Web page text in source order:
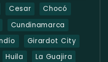
Cesar
Chocó
Cundinamarca
Girardot City
Huila La Guajira